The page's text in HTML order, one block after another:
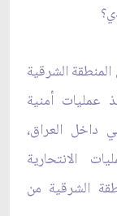
الشرقية
عمليات أمنية
داخل العراق،
الانتحارية
الشرقية من